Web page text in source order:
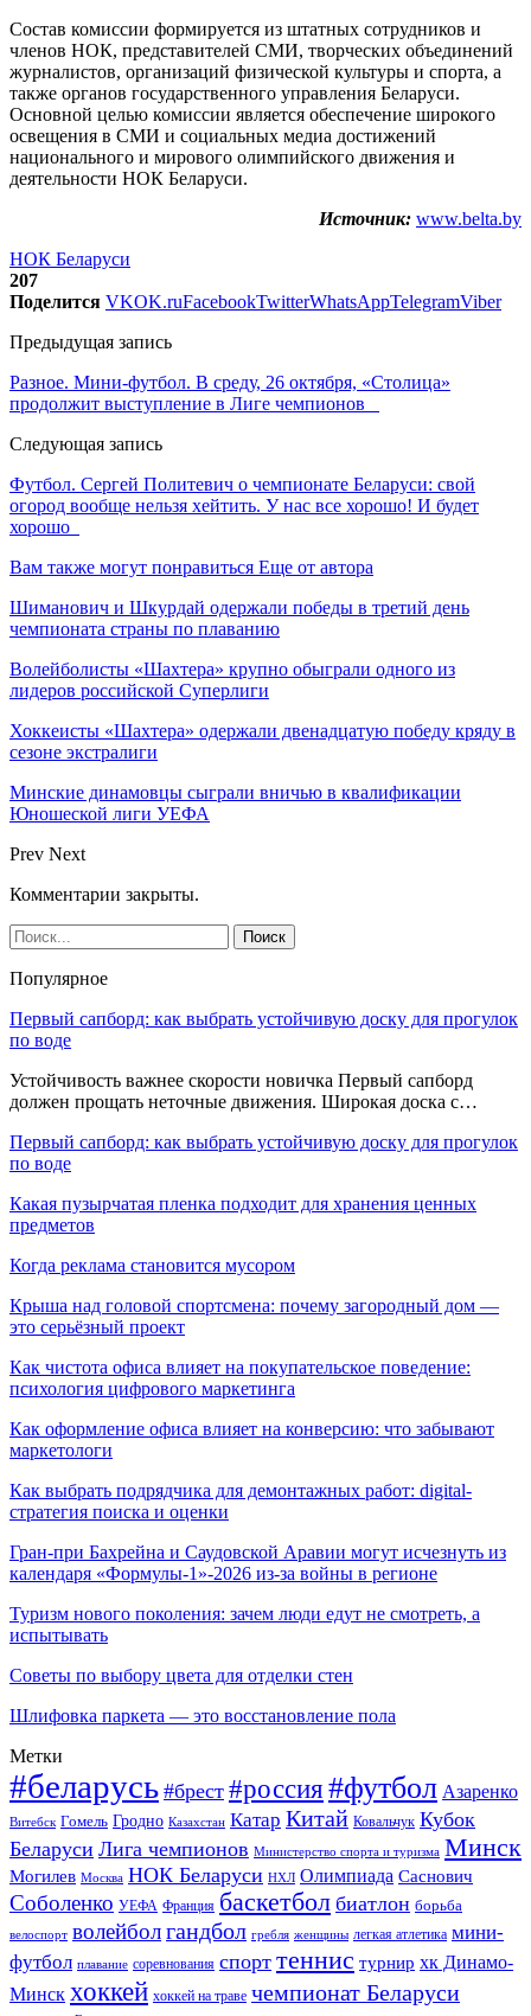
Состав комиссии формируется из штатных сотрудников и
членов НОК, представителей СМИ, творческих объединений
журналистов, организаций физической культуры и спорта, а
также органов государственного управления Беларуси.
Основной целью комиссии является обеспечение широкого
освещения в СМИ и социальных медиа достижений
национального и мирового олимпийского движения и
деятельности НОК Беларуси.
Источник: www.belta.by
НОК Беларуси
207
Поделится VKOK.ruFacebookTwitterWhatsAppTelegramViber
Предыдущая запись
Разное. Мини-футбол. В среду, 26 октября, «Столица»
продолжит выступление в Лиге чемпионов
Следующая запись
Футбол. Сергей Политевич о чемпионате Беларуси: свой
огород вообще нельзя хейтить. У нас все хорошо! И будет
хорошо
Вам также могут понравиться Еще от автора
Шиманович и Шкурдай одержали победы в третий день
чемпионата страны по плаванию
Волейболисты «Шахтера» крупно обыграли одного из
лидеров российской Суперлиги
Хоккеисты «Шахтера» одержали двенадцатую победу кряду в
сезоне экстралиги
Минские динамовцы сыграли вничью в квалификации
Юношеской лиги УЕФА
Prev Next
Комментарии закрыты.
Популярное
Первый сапборд: как выбрать устойчивую доску для прогулок
по воде
Устойчивость важнее скорости новичка Первый сапборд
должен прощать неточные движения. Широкая доска с…
Первый сапборд: как выбрать устойчивую доску для прогулок
по воде
Какая пузырчатая пленка подходит для хранения ценных
предметов
Когда реклама становится мусором
Крыша над головой спортсмена: почему загородный дом —
это серьёзный проект
Как чистота офиса влияет на покупательское поведение:
психология цифрового маркетинга
Как оформление офиса влияет на конверсию: что забывают
маркетологи
Как выбрать подрядчика для демонтажных работ: digital-
стратегия поиска и оценки
Гран-при Бахрейна и Саудовской Аравии могут исчезнуть из
календаря «Формулы-1»-2026 из-за войны в регионе
Туризм нового поколения: зачем люди едут не смотреть, а
испытывать
Советы по выбору цвета для отделки стен
Шлифовка паркета — это восстановление пола
Метки
#беларусь #брест #россия#футбол Азаренко
Витебск Гомель Гродно Казахстан Катар Китай Ковальчук Кубок
Беларуси Лига чемпионов Министерство спорта и туризма Минск
Могилев Москва НОК Беларуси НХЛ Олимпиада Саснович
Соболенко УЕФА Франция баскетбол биатлон борьба
велоспорт волейболгандбол гребля женщины легкая атлетика мини-
футбол плавание соревнования спорт теннис турнир хк Динамо-
Минск хоккей хоккей на траве чемпионат Беларуси